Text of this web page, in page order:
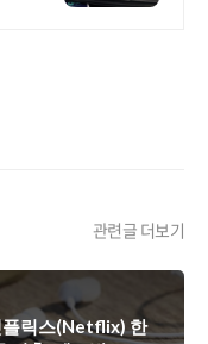
관련글 더보기
플릭스(Netflix) 한